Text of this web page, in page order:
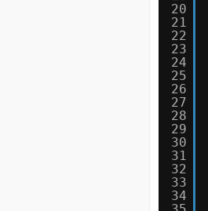
20
21
22
23
24
25
26
27
28
29
30
31
32
33
34